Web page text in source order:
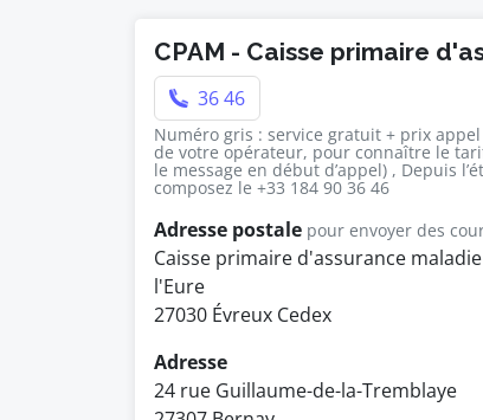
CPAM - Caisse primaire
36 46
Numéro gris : service gratuit + prix
de votre opérateur, pour connaître le
le message en début d’appel) , Depuis
composez le +33 184 90 36 46
Adresse postale pour envoyer des
Caisse primaire d'assurance
l'Eure
27030 Évreux Cedex
Adresse
24 rue Guillaume-de-la-Tremblaye